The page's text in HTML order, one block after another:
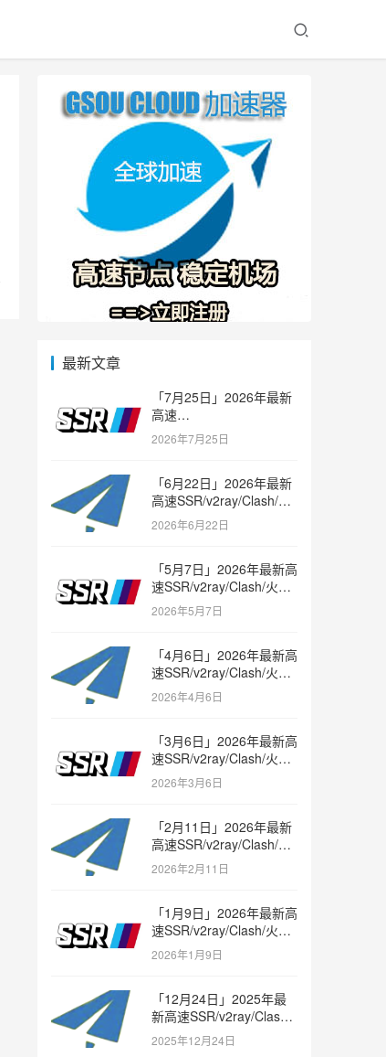
最新文章
「7月25日」2026年最新
高速
SSR/v2ray/Clash/trojan
节点免费分享
2026年7月25日
「6月22日」2026年最新
高速SSR/v2ray/Clash/火
箭节点免费分享
2026年6月22日
「5月7日」2026年最新高
速SSR/v2ray/Clash/火箭
节点免费分享
2026年5月7日
「4月6日」2026年最新高
速SSR/v2ray/Clash/火箭
节点免费分享
2026年4月6日
「3月6日」2026年最新高
速SSR/v2ray/Clash/火箭
节点免费分享
2026年3月6日
「2月11日」2026年最新
高速SSR/v2ray/Clash/火
箭节点免费分享
2026年2月11日
「1月9日」2026年最新高
速SSR/v2ray/Clash/火箭
节点免费分享
2026年1月9日
「12月24日」2025年最
新高速SSR/v2ray/Clash/
火箭节点免费分享
2025年12月24日